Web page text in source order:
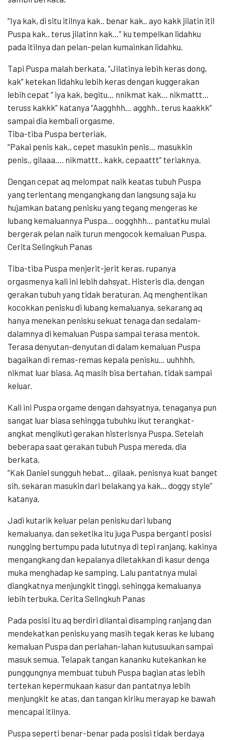
“Iya kak, di situ itilnya kak.. benar kak.. ayo kakk jilatin itil
Puspa kak.. terus jilatinn kak…” ku tempelkan lidahku
pada itilnya dan pelan-pelan kumainkan lidahku.
Tapi Puspa malah berkata, “Jilatinya lebih keras dong,
kak” ketekan lidahku lebih keras dengan kuggerakan
lebih cepat ” iya kak, begitu… nnikmat kak… nikmattt…
teruss kakkk” katanya “Aagghhh… agghh.. terus kaakkk”
sampai dia kembali orgasme.
Tiba-tiba Puspa berteriak,
“Pakai penis kak,, cepet masukin penis… masukkin
penis,, gilaaa…. nikmattt.. kakk, cepaattt” teriaknya.
Dengan cepat aq melompat naik keatas tubuh Puspa
yang terlentang mengangkang dan langsung saja ku
hujamkan batang penisku yang tegang mengeras ke
lubang kemaluannya Puspa… oogghhh… pantatku mulai
bergerak pelan naik turun mengocok kemaluan Puspa.
Cerita Selingkuh Panas
Tiba-tiba Puspa menjerit-jerit keras, rupanya
orgasmenya kali ini lebih dahsyat. Histeris dia, dengan
gerakan tubuh yang tidak beraturan. Aq menghentikan
kocokkan penisku di lubang kemaluanya, sekarang aq
hanya menekan penisku sekuat tenaga dan sedalam-
dalamnya di kemaluan Puspa sampai terasa mentok.
Terasa denyutan-denyutan di dalam kemaluan Puspa
bagaikan di remas-remas kepala penisku… uuhhhh,
nikmat luar biasa. Aq masih bisa bertahan, tidak sampai
keluar.
Kali ini Puspa orgame dengan dahsyatnya, tenaganya pun
sangat luar biasa sehingga tubuhku ikut terangkat-
angkat mengikuti gerakan histerisnya Puspa. Setelah
beberapa saat gerakan tubuh Puspa mereda, dia
berkata,
“Kak Daniel sungguh hebat… gilaak, penisnya kuat banget
sih, sekaran masukin dari belakang ya kak,.. doggy style”
katanya.
Jadi kutarik keluar pelan penisku dari lubang
kemaluanya, dan seketika itu juga Puspa berganti posisi
nungging bertumpu pada lututnya di tepi ranjang, kakinya
mengangkang dan kepalanya diletakkan di kasur denga
muka menghadap ke samping. Lalu pantatnya mulai
diangkatnya menjungkit tinggi, sehingga kemaluanya
lebih terbuka. Cerita Selingkuh Panas
Pada posisi itu aq berdiri dilantai disamping ranjang dan
mendekatkan penisku yang masih tegak keras ke lubang
kemaluan Puspa dan perlahan-lahan kutusuukan sampai
masuk semua. Telapak tangan kananku kutekankan ke
punggungnya membuat tubuh Puspa bagian atas lebih
tertekan kepermukaan kasur dan pantatnya lebih
menjungkit ke atas, dan tangan kiriku merayap ke bawah
mencapai itilnya.
Puspa seperti benar-benar pada posisi tidak berdaya